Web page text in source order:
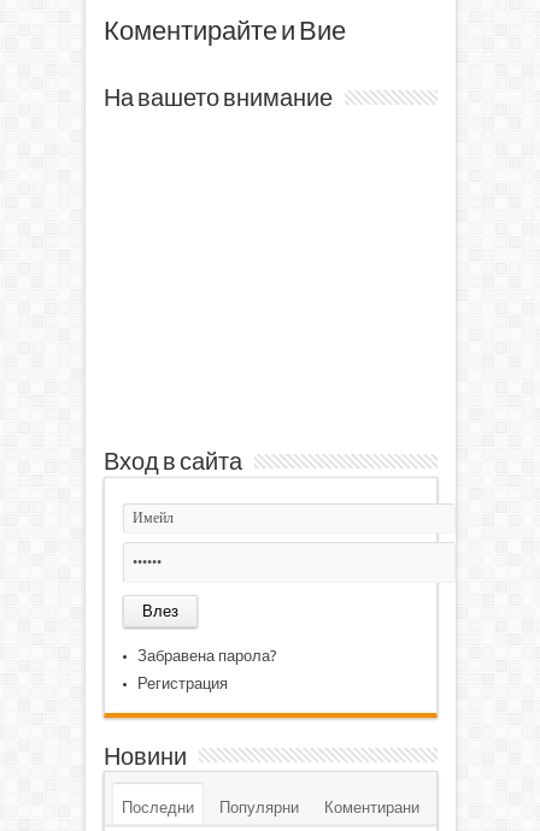
Коментирайте и Вие
На вашето внимание
Вход в сайта
Забравена парола?
Регистрация
Новини
Последни Популярни Коментирани